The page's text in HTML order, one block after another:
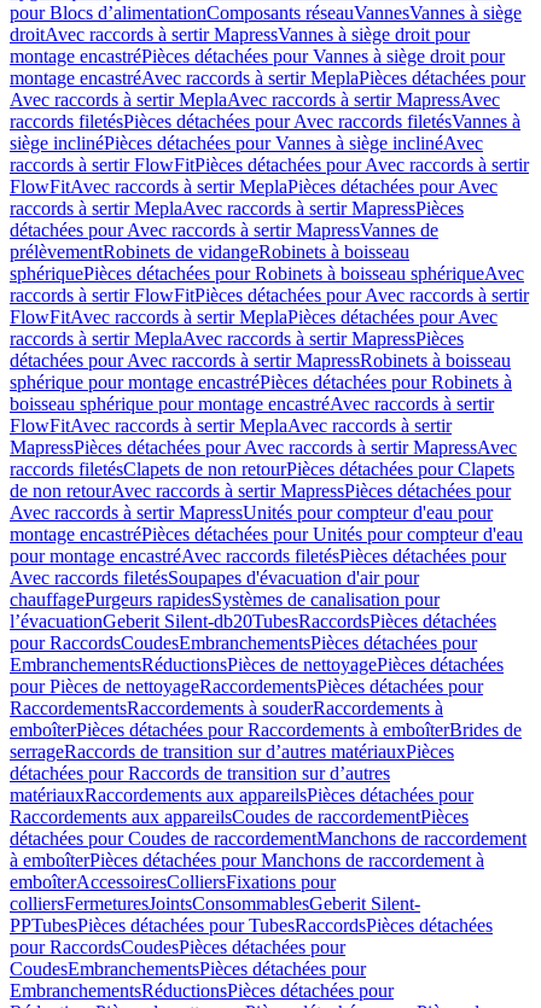
pour Blocs d’alimentationComposants réseauVannesVannes à siège
droitAvec raccords à sertir MapressVannes à siège droit pour
montage encastréPièces détachées pour Vannes à siège droit pour
montage encastréAvec raccords à sertir MeplaPièces détachées pour
Avec raccords à sertir MeplaAvec raccords à sertir MapressAvec
raccords filetésPièces détachées pour Avec raccords filetésVannes à
siège inclinéPièces détachées pour Vannes à siège inclinéAvec
raccords à sertir FlowFitPièces détachées pour Avec raccords à sertir
FlowFitAvec raccords à sertir MeplaPièces détachées pour Avec
raccords à sertir MeplaAvec raccords à sertir MapressPièces
détachées pour Avec raccords à sertir MapressVannes de
prélèvementRobinets de vidangeRobinets à boisseau
sphériquePièces détachées pour Robinets à boisseau sphériqueAvec
raccords à sertir FlowFitPièces détachées pour Avec raccords à sertir
FlowFitAvec raccords à sertir MeplaPièces détachées pour Avec
raccords à sertir MeplaAvec raccords à sertir MapressPièces
détachées pour Avec raccords à sertir MapressRobinets à boisseau
sphérique pour montage encastréPièces détachées pour Robinets à
boisseau sphérique pour montage encastréAvec raccords à sertir
FlowFitAvec raccords à sertir MeplaAvec raccords à sertir
MapressPièces détachées pour Avec raccords à sertir MapressAvec
raccords filetésClapets de non retourPièces détachées pour Clapets
de non retourAvec raccords à sertir MapressPièces détachées pour
Avec raccords à sertir MapressUnités pour compteur d'eau pour
montage encastréPièces détachées pour Unités pour compteur d'eau
pour montage encastréAvec raccords filetésPièces détachées pour
Avec raccords filetésSoupapes d'évacuation d'air pour
chauffagePurgeurs rapidesSystèmes de canalisation pour
l’évacuationGeberit Silent-db20TubesRaccordsPièces détachées
pour RaccordsCoudesEmbranchementsPièces détachées pour
EmbranchementsRéductionsPièces de nettoyagePièces détachées
pour Pièces de nettoyageRaccordementsPièces détachées pour
RaccordementsRaccordements à souderRaccordements à
emboîterPièces détachées pour Raccordements à emboîterBrides de
serrageRaccords de transition sur d’autres matériauxPièces
détachées pour Raccords de transition sur d’autres
matériauxRaccordements aux appareilsPièces détachées pour
Raccordements aux appareilsCoudes de raccordementPièces
détachées pour Coudes de raccordementManchons de raccordement
à emboîterPièces détachées pour Manchons de raccordement à
emboîterAccessoiresColliersFixations pour
colliersFermeturesJointsConsommablesGeberit Silent-
PPTubesPièces détachées pour TubesRaccordsPièces détachées
pour RaccordsCoudesPièces détachées pour
CoudesEmbranchementsPièces détachées pour
EmbranchementsRéductionsPièces détachées pour